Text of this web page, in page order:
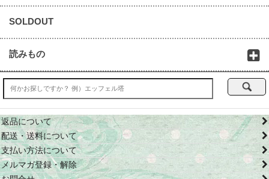
SOLDOUT
読みもの
返品について
配送・送料について
支払い方法について
メルマガ登録・解除